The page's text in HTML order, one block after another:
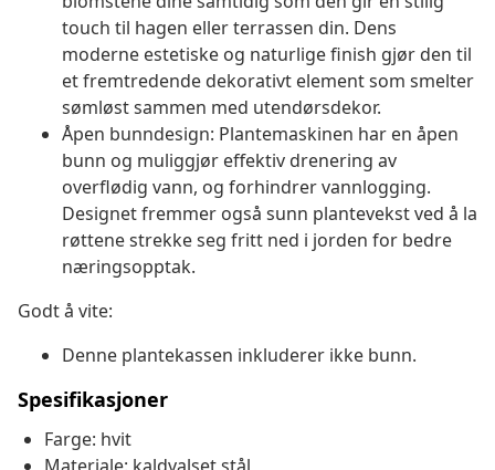
touch til hagen eller terrassen din. Dens
moderne estetiske og naturlige finish gjør den til
et fremtredende dekorativt element som smelter
sømløst sammen med utendørsdekor.
Åpen bunndesign: Plantemaskinen har en åpen
bunn og muliggjør effektiv drenering av
overflødig vann, og forhindrer vannlogging.
Designet fremmer også sunn plantevekst ved å la
røttene strekke seg fritt ned i jorden for bedre
næringsopptak.
Godt å vite:
Denne plantekassen inkluderer ikke bunn.
Spesifikasjoner
Farge: hvit